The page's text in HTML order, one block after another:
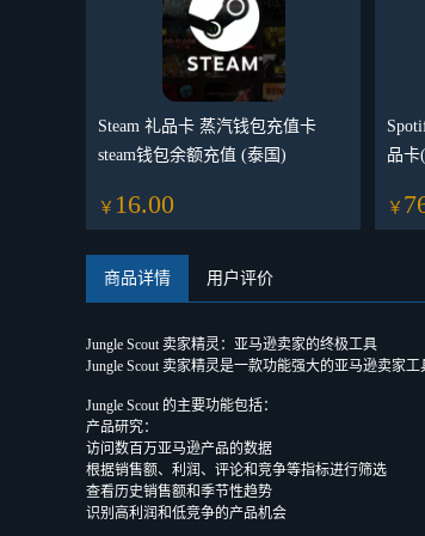
Steam 礼品卡 蒸汽钱包充值卡
steam钱包余额充值 (泰国)
￥ 16.00
品卡
￥
商品详情 用户评价
Jungle Scout 卖家精灵：亚马逊卖家的终极工具
Jungle Scout 卖家精灵是一款功能强大的亚马逊卖家
Jungle Scout 的主要功能包括：
产品研究：
访问数百万亚马逊产品的数据
根据销售额、利润、评论和竞争等指标进行筛选
查看历史销售额和季节性趋势
识别高利润和低竞争的产品机会